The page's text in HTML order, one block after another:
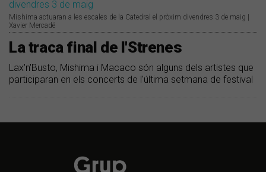
Mishima actuaran a les escales de la Catedral el pròxim divendres 3 de maig |
Xavier Mercadé
La traca final de l'Strenes
Lax'n'Busto, Mishima i Macaco són alguns dels artistes que
participaran en els concerts de l'última setmana de festival